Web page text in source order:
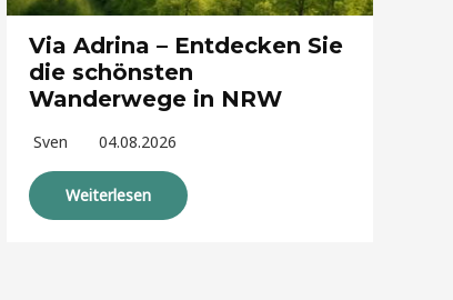
Via Adrina – Entdecken Sie
die schönsten
Wanderwege in NRW
Sven 04.08.2026
Weiterlesen